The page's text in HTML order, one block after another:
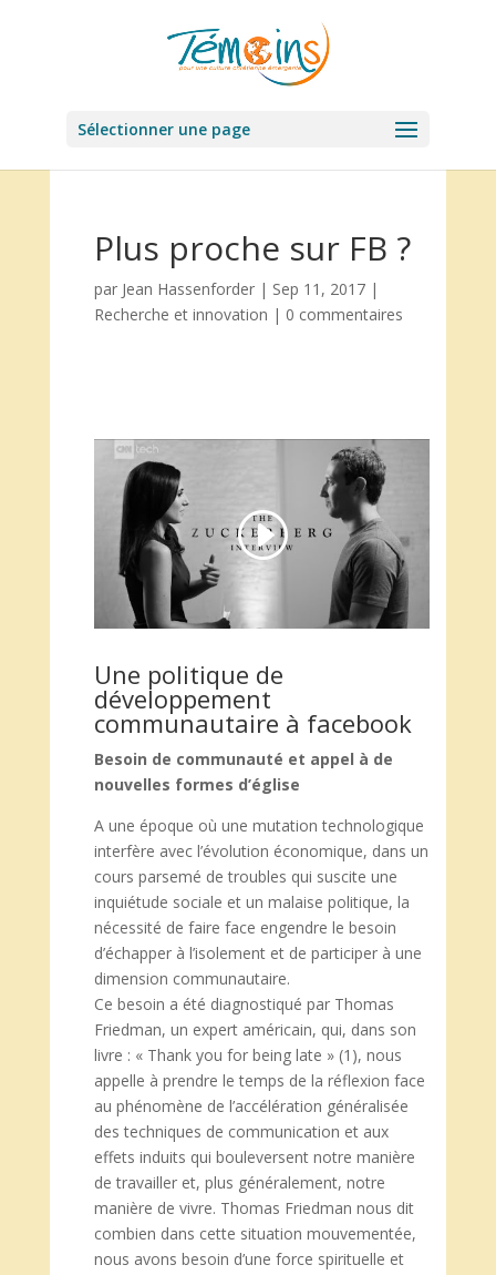
Sélectionner une page
Plus proche sur FB ?
par Jean Hassenforder| Sep 11, 2017|
Recherche et innovation | 0 commentaires
Une politique de
développement
communautaire à facebook
Besoin de communauté et appel à de
nouvelles formes d’église
A une époque où une mutation technologique
interfère avec l’évolution économique, dans un
cours parsemé de troubles qui suscite une
inquiétude sociale et un malaise politique, la
nécessité de faire face engendre le besoin
d’échapper à l’isolement et de participer à une
dimension communautaire.
Ce besoin a été diagnostiqué par Thomas
Friedman, un expert américain, qui, dans son
livre : « Thank you for being late » (1), nous
appelle à prendre le temps de la réflexion face
au phénomène de l’accélération généralisée
des techniques de communication et aux
effets induits qui bouleversent notre manière
de travailler et, plus généralement, notre
manière de vivre. Thomas Friedman nous dit
combien dans cette situation mouvementée,
nous avons besoin d’une force spirituelle et